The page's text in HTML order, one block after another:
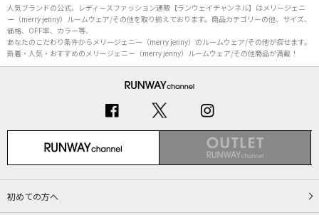
人気ブランドの公式、レディースファッション通販【ランウェイチャンネル】はメリージェニ
ー（merry jenny）ルームウェア/その他を取り揃えております。商品カテゴリーの他、サイズ、
価格、OFF率、カラー等、
あなたのこだわり条件からメリージェニー（merry jenny）のルームウェア/その他が探せます。
新着・人気・おすすめのメリージェニー（merry jenny）ルームウェア/その他商品が満載！
初めての方へ